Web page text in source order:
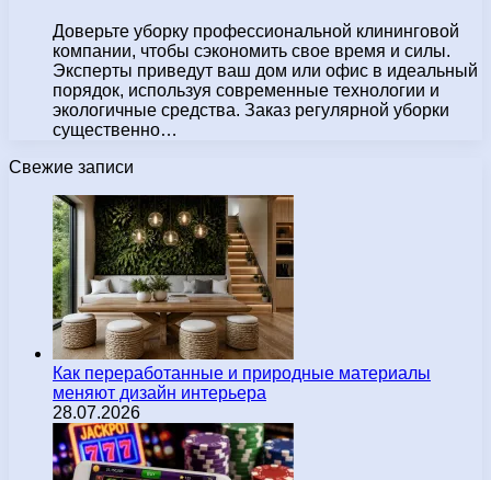
Доверьте уборку профессиональной клининговой
компании, чтобы сэкономить свое время и силы.
Эксперты приведут ваш дом или офис в идеальный
порядок, используя современные технологии и
экологичные средства. Заказ регулярной уборки
существенно…
Свежие записи
Как переработанные и природные материалы
меняют дизайн интерьера
28.07.2026